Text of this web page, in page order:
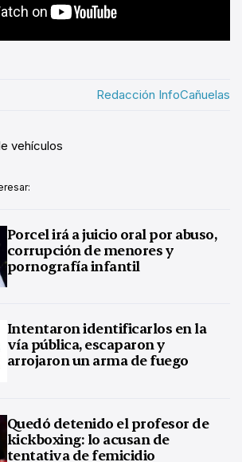
Redacción InfoCañuelas
vehículos
Porcel irá a juicio oral por abuso,
corrupción de menores y
pornografía infantil
Intentaron identificarlos en la
vía pública, escaparon y
arrojaron un arma de fuego
Quedó detenido el profesor de
kickboxing: lo acusan de
tentativa de femicidio